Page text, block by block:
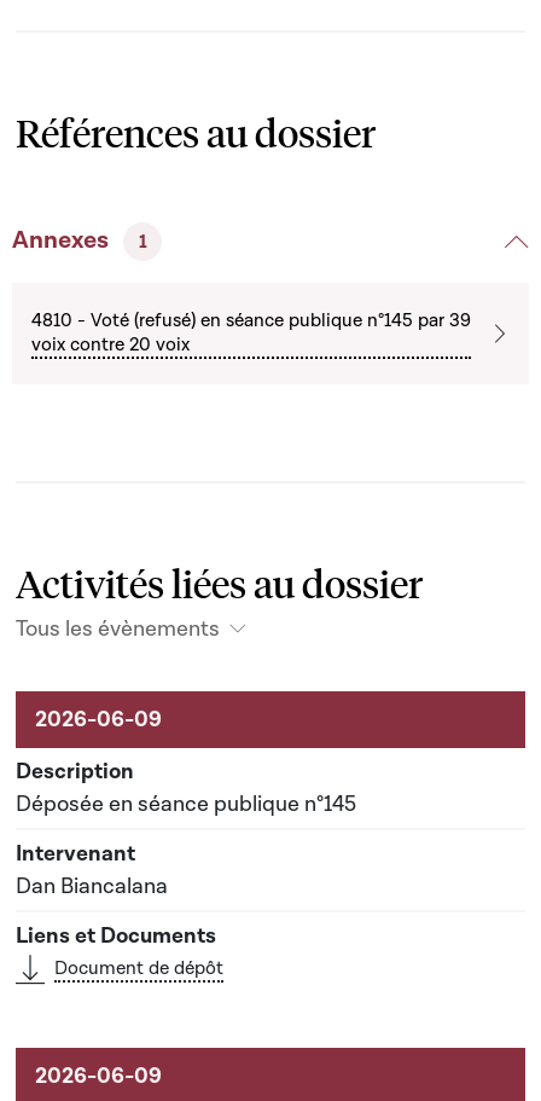
Références au dossier
Annexes 1
4810 - Voté (refusé) en séance publique n°145 par 39
voix contre 20 voix
Activités liées au dossier
Tous les évènements
Activités liées au dossier
Déposée en séance publique n°145
Dan Biancalana
Document de dépôt